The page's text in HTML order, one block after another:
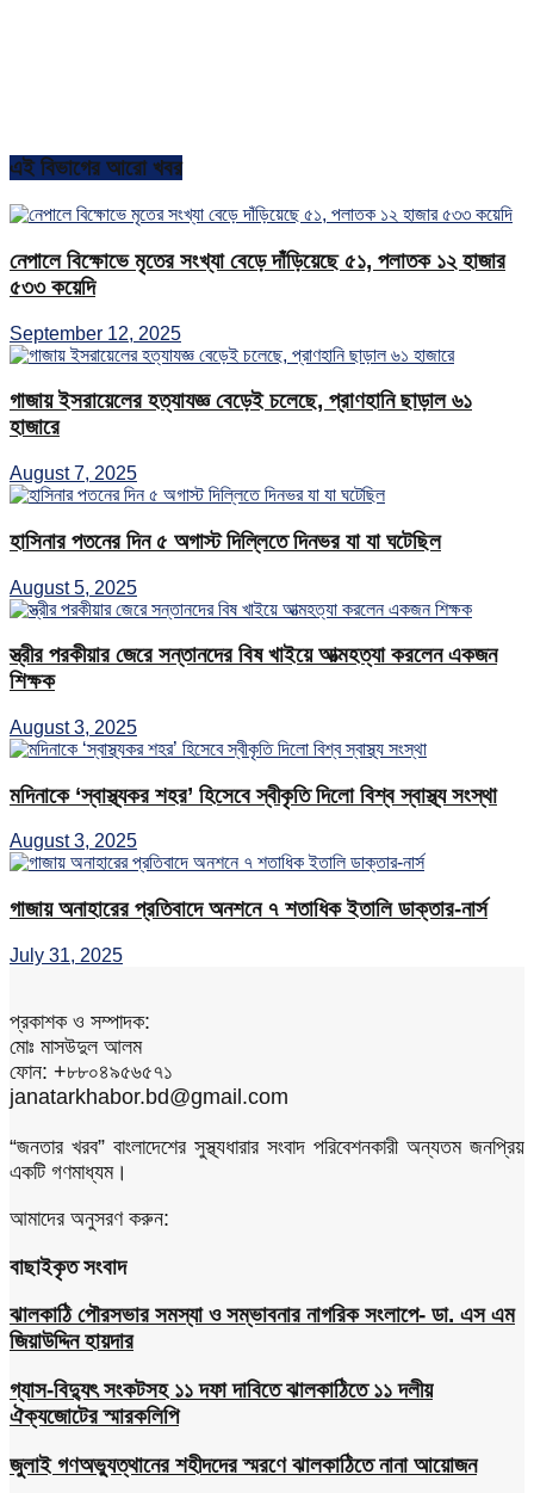
এই বিভাগের আরো খবর
নেপালে বিক্ষোভে মৃতের সংখ্যা বেড়ে দাঁড়িয়েছে ৫১, পলাতক ১২ হাজার
৫৩৩ কয়েদি
September 12, 2025
গাজায় ইসরায়েলের হত্যাযজ্ঞ বেড়েই চলেছে, প্রাণহানি ছাড়াল ৬১
হাজারে
August 7, 2025
হাসিনার পতনের দিন ৫ অগাস্ট দিল্লিতে দিনভর যা যা ঘটেছিল
August 5, 2025
স্ত্রীর পরকীয়ার জেরে সন্তানদের বিষ খাইয়ে আত্মহত্যা করলেন একজন
শিক্ষক
August 3, 2025
মদিনাকে ‘স্বাস্থ্যকর শহর’ হিসেবে স্বীকৃতি দিলো বিশ্ব স্বাস্থ্য সংস্থা
August 3, 2025
গাজায় অনাহারের প্রতিবাদে অনশনে ৭ শতাধিক ইতালি ডাক্তার-নার্স
July 31, 2025
প্রকাশক ও সম্পাদক:
মোঃ মাসউদুল আলম
ফোন: +৮৮০৪৯৫৬৫৭১
janatarkhabor.bd@gmail.com
“জনতার খরব” বাংলাদেশের সুস্থ্যধারার সংবাদ পরিবেশনকারী অন্যতম জনপ্রিয়
একটি গণমাধ্যম।
আমাদের অনুসরণ করুন:
বাছাইকৃত সংবাদ
ঝালকাঠি পৌরসভার সমস্যা ও সম্ভাবনার নাগরিক সংলাপে- ডা. এস এম
জিয়াউদ্দিন হায়দার
গ্যাস-বিদ্যুৎ সংকটসহ ১১ দফা দাবিতে ঝালকাঠিতে ১১ দলীয়
ঐক্যজোটের স্মারকলিপি
জুলাই গণঅভ্যুত্থানের শহীদদের স্মরণে ঝালকাঠিতে নানা আয়োজন